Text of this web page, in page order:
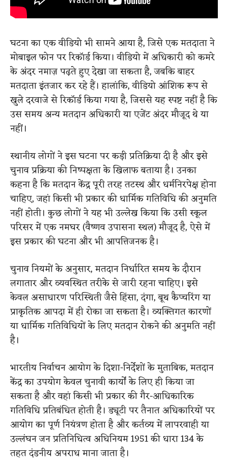
घटना का एक वीडियो भी सामने आया है, जिसे एक मतदाता ने
मोबाइल फोन पर रिकॉर्ड किया। वीडियो में अधिकारी को कमरे
के अंदर नमाज़ पढ़ते हुए देखा जा सकता है, जबकि बाहर
मतदाता इंतजार कर रहे हैं। हालांकि, वीडियो आंशिक रूप से
खुले दरवाजे से रिकॉर्ड किया गया है, जिससे यह स्पष्ट नहीं है कि
उस समय अन्य मतदान अधिकारी या एजेंट अंदर मौजूद थे या
नहीं।
स्थानीय लोगों ने इस घटना पर कड़ी प्रतिक्रिया दी है और इसे
चुनाव प्रक्रिया की निष्पक्षता के खिलाफ बताया है। उनका
कहना है कि मतदान केंद्र पूरी तरह तटस्थ और धर्मनिरपेक्ष होना
चाहिए, जहां किसी भी प्रकार की धार्मिक गतिविधि की अनुमति
नहीं होती। कुछ लोगों ने यह भी उल्लेख किया कि उसी स्कूल
परिसर में एक नमघर (वैष्णव उपासना स्थल) मौजूद है, ऐसे में
इस प्रकार की घटना और भी आपत्तिजनक है।
चुनाव नियमों के अनुसार, मतदान निर्धारित समय के दौरान
लगातार और व्यवस्थित तरीके से जारी रहना चाहिए। इसे
केवल असाधारण परिस्थिती जैसे हिंसा, दंगा, बूथ कैप्चरिंग या
प्राकृतिक आपदा में ही रोका जा सकता है। व्यक्तिगत कारणों
या धार्मिक गतिविधियों के लिए मतदान रोकने की अनुमति नहीं
है।
भारतीय निर्वाचन आयोग के दिशा-निर्देशों के मुताबिक, मतदान
केंद्र का उपयोग केवल चुनावी कार्यों के लिए ही किया जा
सकता है और वहां किसी भी प्रकार की गैर-आधिकारिक
गतिविधि प्रतिबंधित होती है। ड्यूटी पर तैनात अधिकारियों पर
आयोग का पूर्ण नियंत्रण होता है और कर्तव्य में लापरवाही या
उल्लंघन जन प्रतिनिधित्व अधिनियम 1951 की धारा 134 के
तहत दंडनीय अपराध माना जाता है।